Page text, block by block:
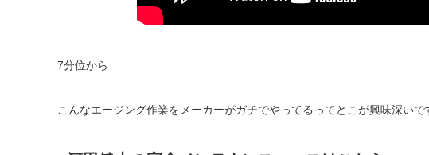
7分位から
こんなエージング作業をメーカーがガチでやってるってとこが興味深いで